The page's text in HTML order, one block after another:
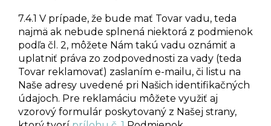
7.4.1 V prípade, že bude mať Tovar vadu, teda
najmä ak nebude splnená niektorá z podmienok
podľa čl. 2, môžete Nám takú vadu oznámiť a
uplatniť práva zo zodpovednosti za vady (teda
Tovar reklamovať) zaslaním e-mailu, či listu na
Naše adresy uvedené pri Našich identifikačných
údajoch. Pre reklamáciu môžete využiť aj
vzorový formulár poskytovaný z Našej strany,